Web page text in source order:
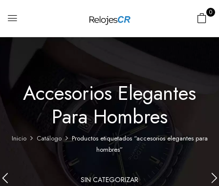
0
Accesorios Elegantes
Para Hombres
Inicio Catálogo
Productos etiquetados “accesorios elegantes para
hombres”
SIN CATEGORIZAR